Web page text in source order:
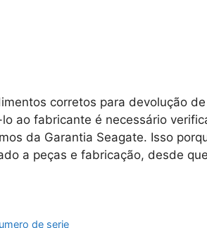
corretos para devolução
ao fabricante é necessário
da Garantia Seagate. Isso
a peças e fabricação, desde
de serie